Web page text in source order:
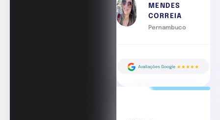
MENDES
CORREIA
Pernambuco